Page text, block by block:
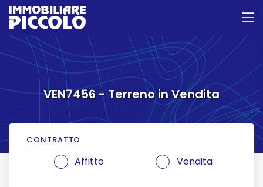
VEN7456 - Terreno in Vendita
CONTRATTO
Affitto Vendita